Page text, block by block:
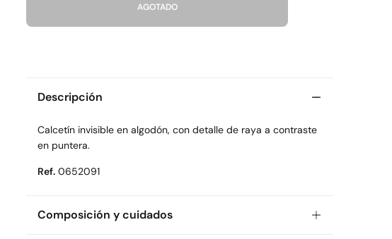
AGOTADO
Descripción
Calcetín invisible en algodón, con detalle de raya a contraste
en puntera.
Ref. 0652091
Composición y cuidados